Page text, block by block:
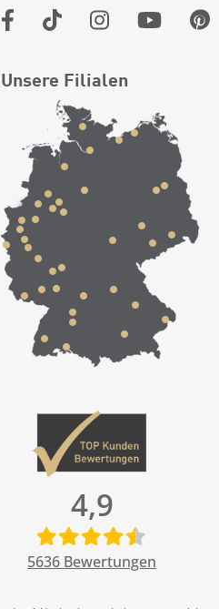
Unsere Filialen
4,9
5636 Bewertungen